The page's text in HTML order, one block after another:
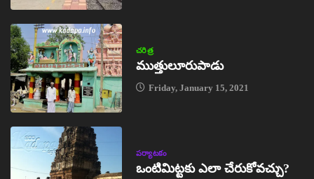
చరిత్ర
ముత్తులూరుపాడు
Friday, January 15, 2021
పర్యాటకం
ఒంటిమిట్టకు ఎలా చేరుకోవచ్చు?